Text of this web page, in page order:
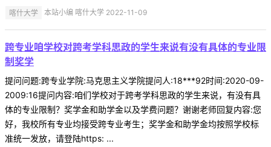
喀什大学 本站小编 喀什大学 2022-11-09
跨专业咱学校对跨考学科思政的学生来说有没有具体的专业限
制奖学
提问问题:跨专业学院:马克思主义学院提问人:18***92时间:2020-09-
2009:16提问内容:咱们学校对于跨考学科思政的学生来说，有没有具
体的专业限制？奖学金和助学金以及学费问题？谢谢老师回复内容:您
好，我校所有专业均接受跨专业考生；奖学金和助学金均按照学校标
准统一发放，请登陆https: ...